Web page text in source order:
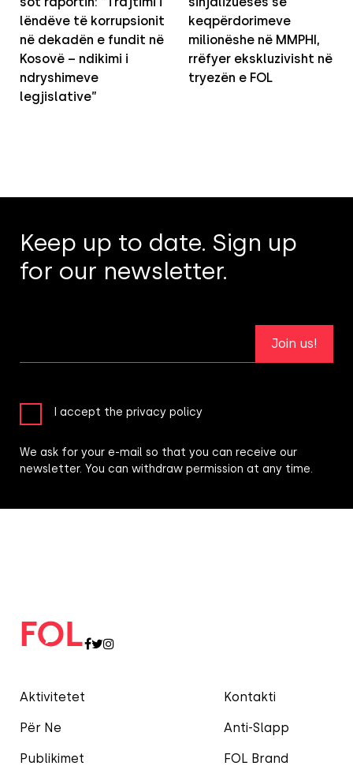
lëndëve të korrupsionit
në dekadën e fundit në
Kosovë – ndikimi i
ndryshimeve
legjislative”
keqpërdorimeve
milionëshe në MMPHI,
rrëfyer ekskluzivisht në
tryezën e FOL
Aktivitetet
Për Ne
Publikimet
Kontakti
Anti-Slapp
FOL Brand
Keep up to date. Sign up
for our newsletter.
Join us!
I accept the privacy policy
We ask for your e-mail so that you can receive our
newsletter. You can withdraw permission at any time.